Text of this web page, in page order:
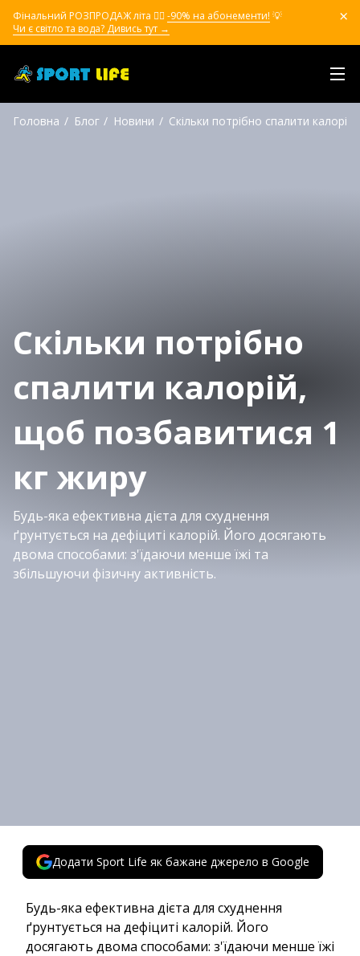
Фінальний РОЗПРОДАЖ літа ❤️‍🔥 -90% на абонементи! 💡
Чи є світло та вода? Дивись тут →
Головна Блог Новини Скільки потрібно спалити
Скільки потрібно
спалити калорій,
щоб позбавитися 1
кг жиру
Будь-яка ефективна дієта для схуднення
ґрунтується на дефіциті калорій. Його досягають
двома способами: з'їдаючи менше їжі та
збільшуючи фізичну активність.
Додати Sport Life як бажане джерело в Google
Будь-яка ефективна дієта для схуднення
ґрунтується на дефіциті калорій. Його
досягають двома способами: з'їдаючи менше їжі